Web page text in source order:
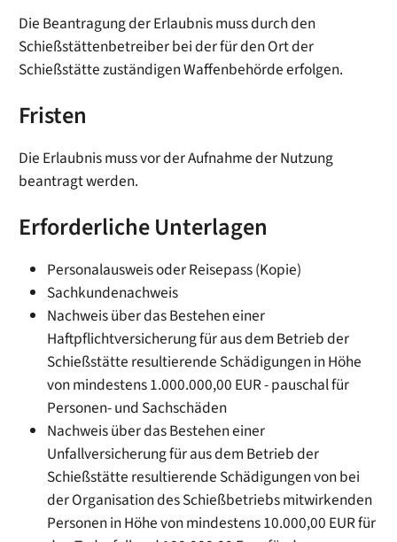
Die Beantragung der Erlaubnis muss durch den
Schießstättenbetreiber bei der für den Ort der
Schießstätte zuständigen Waffenbehörde erfolgen.
Fristen
Die Erlaubnis muss vor der Aufnahme der Nutzung
beantragt werden.
Erforderliche Unterlagen
Personalausweis oder Reisepass (Kopie)
Sachkundenachweis
Nachweis über das Bestehen einer
Haftpflichtversicherung für aus dem Betrieb der
Schießstätte resultierende Schädigungen in Höhe
von mindestens 1.000.000,00 EUR - pauschal für
Personen- und Sachschäden
Nachweis über das Bestehen einer
Unfallversicherung für aus dem Betrieb der
Schießstätte resultierende Schädigungen von bei
der Organisation des Schießbetriebs mitwirkenden
Personen in Höhe von mindestens 10.000,00 EUR für